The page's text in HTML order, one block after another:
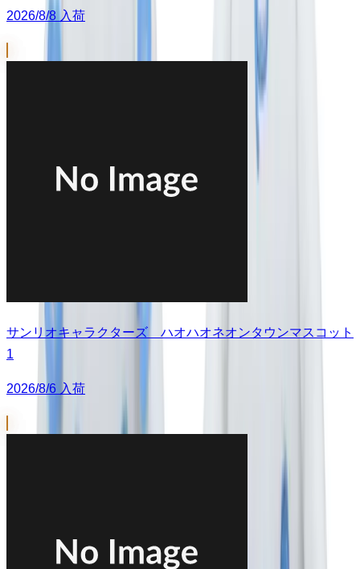
2026/8/8 入荷
サンリオキャラクターズ ハオハオネオンタウンマスコット
1
2026/8/6 入荷